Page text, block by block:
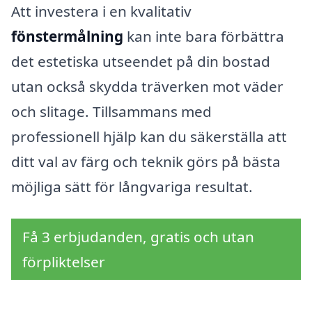
Att investera i en kvalitativ
fönstermålning kan inte bara förbättra
det estetiska utseendet på din bostad
utan också skydda träverken mot väder
och slitage. Tillsammans med
professionell hjälp kan du säkerställa att
ditt val av färg och teknik görs på bästa
möjliga sätt för långvariga resultat.
Få 3 erbjudanden, gratis och utan
förpliktelser